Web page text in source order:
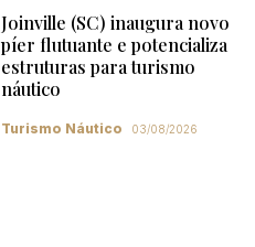
Joinville (SC) inaugura novo
píer flutuante e potencializa
estruturas para turismo
náutico
Turismo Náutico 03/08/2026